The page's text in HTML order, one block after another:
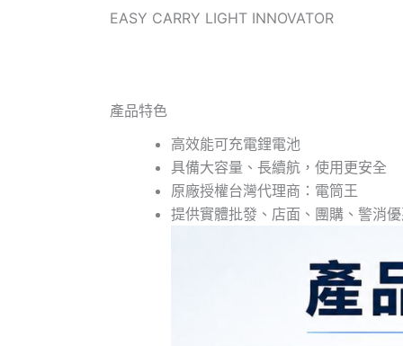
EASY CARRY LIGHT INNOVATOR
產品特色
高效能可充電鋰電池
具備大容量、長續航，使用更安全
原廠授權台灣代理商：電筒王
提供實體批發、店面、團購、警消